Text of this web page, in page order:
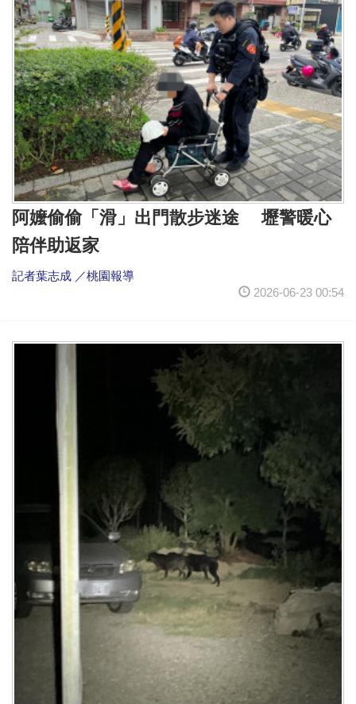
阿嬤偷偷「滑」出門散步迷途 壢警暖心
陪伴助返家
記者葉志成 ／桃園報導
2026-06-23 00:54